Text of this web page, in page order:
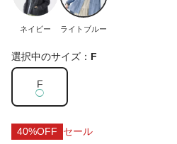
ネイビー ライトブルー
選択中のサイズ： F
F
◯
40%OFF
セール